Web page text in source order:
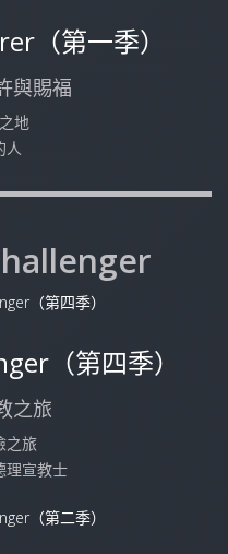
（第一季）
與賜福
地
人
（第四季）
之旅
之旅
理宣教士